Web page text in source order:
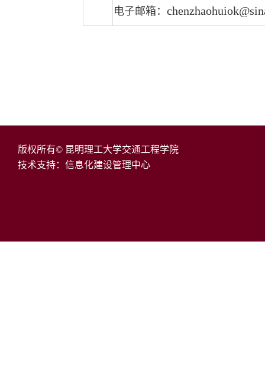
电子邮箱：
版权所有© 昆明理工大学交通工程学院
技术支持：信息化建设管理中心